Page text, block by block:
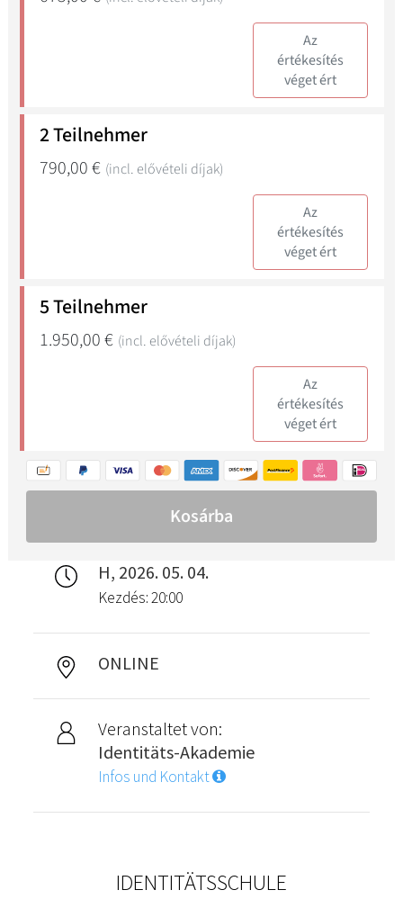
H, 2026. 05. 04.
Kezdés: 20:00
ONLINE
Veranstaltet von:
Identitäts-Akademie
Infos und Kontakt
IDENTITÄTSSCHULE